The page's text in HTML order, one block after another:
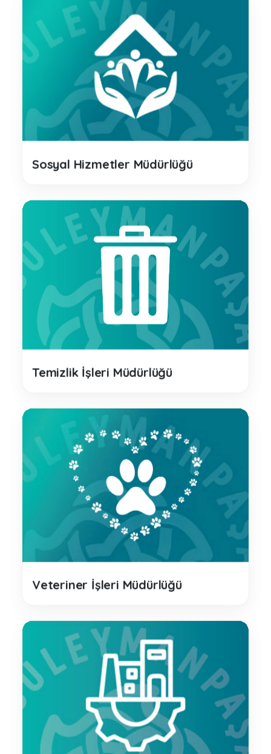
Sosyal Hizmetler Müdürlüğü
Temizlik İşleri Müdürlüğü
Veteriner İşleri Müdürlüğü